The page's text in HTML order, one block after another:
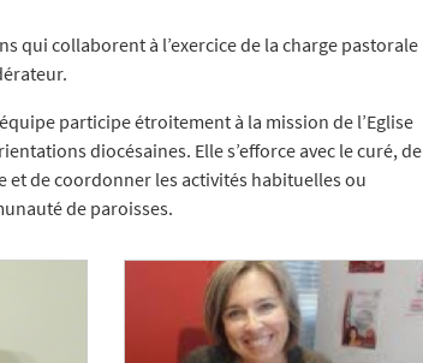
qui collaborent à l’exercice de la charge pastorale
participe étroitement à la mission de l’Eglise
diocésaines. Elle s’efforce avec le curé, de
et de coordonner les activités habituelles ou
de paroisses.